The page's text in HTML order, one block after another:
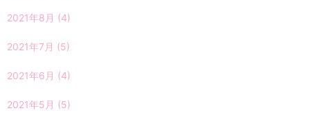
2021年8月 (4)
2021年7月 (5)
2021年6月 (4)
2021年5月 (5)